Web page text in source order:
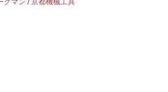
クマン /京都機械工具